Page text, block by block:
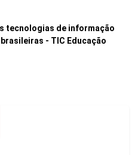
tecnologias de informação
- TIC Educação